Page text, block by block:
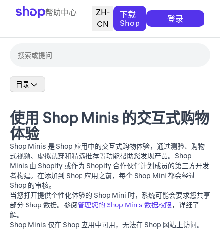
帮助中心
ZH-
CN
下载
Shop
登录
目录
使用 Shop Minis 的交互式购物
体验
Shop Minis 是 Shop 应用中的交互式购物体验，通过测验、购物
式视频、虚拟试穿和精选推荐等功能帮助您发现产品。Shop
Minis 由 Shopify 或作为 Shopify 合作伙伴计划成员的第三方开发
者构建。在添加到 Shop 应用之前，每个 Shop Mini 都会经过
Shop 的审核。
当您打开提供个性化体验的 Shop Mini 时，系统可能会要求您共享
部分 Shop 数据。参阅管理您的 Shop Minis 数据权限，详细了
解。
Shop Minis 仅在 Shop 应用中可用，无法在 Shop 网站 上访问。